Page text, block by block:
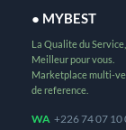
● MYBEST
La Qualite du
Meilleur pour vous.
Marketplace multi-
de reference.
WA +226 74 07 10